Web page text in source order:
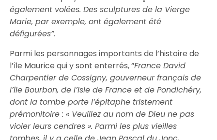
également volées. Des sculptures de la Vierge
Marie, par exemple, ont également été
défigurées”.
Parmi les personnages importants de l’histoire de
l’île Maurice qui y sont enterrés, “France David
Charpentier de Cossigny, gouverneur français de
l’île Bourbon, de l’Isle de France et de Pondichéry,
dont la tombe porte l’épitaphe tristement
prémonitoire : « Veuillez au nom de Dieu ne pas
violer leurs cendres ». Parmi les plus vieilles